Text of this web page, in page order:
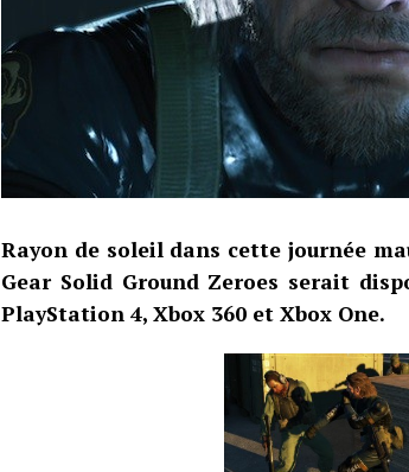
Rayon de soleil dans cette journée
Gear Solid Ground Zeroes serait
PlayStation 4, Xbox 360 et Xbox One.